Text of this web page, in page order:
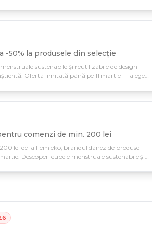
-50% la produsele din selecție
sustenabile și reutilizabile de design
Oferta limitată până pe 11 martie — alege
comenzi de min. 200 lei
lei de la Femieko, brandul danez de produse
Descoperi cupele menstruale sustenabile și